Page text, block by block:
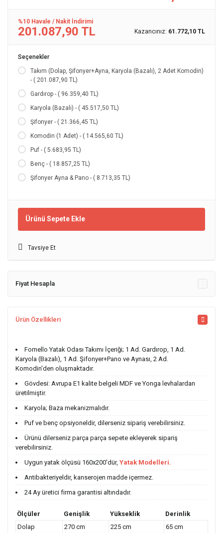
%10 Havale / Nakit İndirimi
201.087,90 TL Kazancınız: 61.772,10 TL
Seçenekler
Takım (Dolap, Şifonyer+Ayna, Karyola (Bazalı), 2 Adet Komodin)
- ( 201.087,90 TL)
Gardırop - ( 96.359,40 TL)
Karyola (Bazalı) - ( 45.517,50 TL)
Şifonyer - ( 21.366,45 TL)
Komodin (1 Adet) - ( 14.565,60 TL)
Puf - ( 5.683,95 TL)
Benç - ( 18.857,25 TL)
Şifonyer Ayna & Pano - ( 8.713,35 TL)
Ürünü Sepete Ekle
Tavsiye Et
Fiyat Hesapla
Ürün Özellikleri
Fornello Yatak Odası Takımı İçeriği; 1 Ad. Gardırop, 1 Ad.
Karyola (Bazalı), 1 Ad. Şifonyer+Pano ve Aynası, 2 Ad.
Komodin'den oluşmaktadır.
Gövdesi: Avrupa E1 kalite belgeli MDF ve Yonga levhalardan
üretilmiştir.
Karyola; Baza mekanizmalıdır.
Puf ve benç opsiyoneldir, dilerseniz sipariş verebilirsiniz.
Ürünü dilerseniz parça parça sepete ekleyerek sipariş
verebilirsiniz.
Uygun yatak ölçüsü 160x200'dür, Yatak Modelleri.
Antibakteriyeldir, kanserojen madde içermez.
24 Ay üretici firma garantisi altındadır.
Ölçüler Genişlik Yükseklik
Derinlik
Dolap
270 cm 225 cm
65 cm